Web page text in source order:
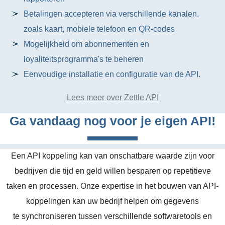
Betalingen accepteren via verschillende kanalen,
zoals kaart, mobiele telefoon en QR-codes
Mogelijkheid om abonnementen en
loyaliteitsprogramma's te beheren
Eenvoudige installatie en configuratie van de API.
Lees meer over Zettle API
Ga vandaag nog voor je eigen API!
Een API koppeling kan van onschatbare waarde zijn voor
bedrijven die tijd en geld willen besparen op repetitieve
taken en processen. Onze expertise in het bouwen van API-
koppelingen kan uw bedrijf helpen om gegevens
te synchroniseren tussen verschillende softwaretools en